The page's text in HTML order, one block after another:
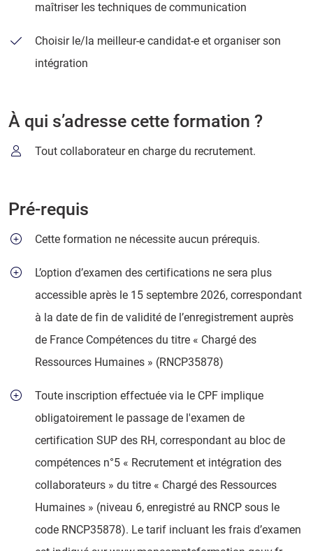
maîtriser les techniques de communication
Choisir le/la meilleur-e candidat-e et organiser son
intégration
À qui s’adresse cette formation ?
Tout collaborateur en charge du recrutement.
Pré-requis
Cette formation ne nécessite aucun prérequis.
L’option d’examen des certifications ne sera plus
accessible après le 15 septembre 2026, correspondant
à la date de fin de validité de l’enregistrement auprès
de France Compétences du titre « Chargé des
Ressources Humaines » (RNCP35878)
Toute inscription effectuée via le CPF implique
obligatoirement le passage de l'examen de
certification SUP des RH, correspondant au bloc de
compétences n°5 « Recrutement et intégration des
collaborateurs » du titre « Chargé des Ressources
Humaines » (niveau 6, enregistré au RNCP sous le
code RNCP35878). Le tarif incluant les frais d’examen